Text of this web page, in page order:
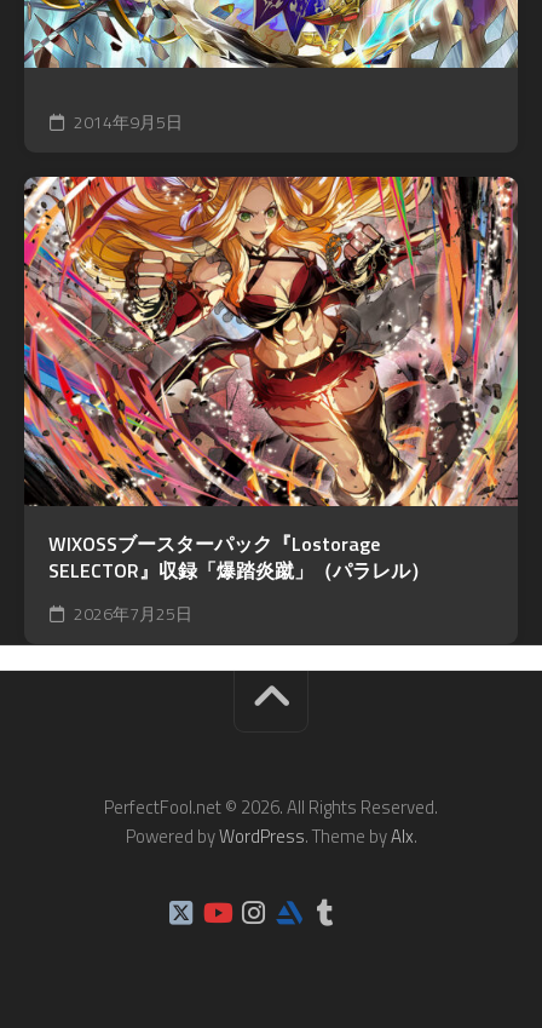
2014年9月5日
WIXOSSブースターパック『Lostorage
SELECTOR』収録「爆踏炎蹴」（パラレル）
2026年7月25日
PerfectFool.net © 2026. All Rights Reserved.
Powered byWordPress. Theme byAlx.